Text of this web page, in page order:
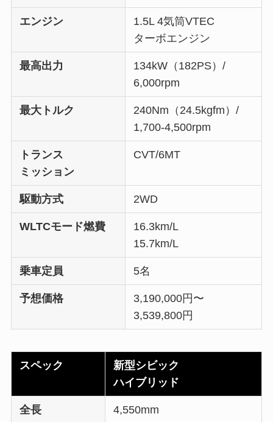
エンジン
1.5L 4気筒VTEC
ターボエンジン
最高出力
134kW（182PS）/
6,000rpm
最大トルク
240Nm（24.5kgfm）/
1,700-4,500rpm
トランス
ミッション
CVT/6MT
駆動方式 2WD
WLTCモード燃費
16.3km/L
15.7km/L
乗車定員 5名
予想価格
3,190,000円〜
3,539,800円
スペック
新型シビック
ハイブリッド
全長 4,550mm